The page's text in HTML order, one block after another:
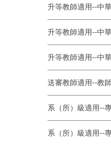
升等教師適用--中
升等教師適用--中
升等教師適用--中
送審教師適用--教
系（所）級適用--
系（所）級適用--